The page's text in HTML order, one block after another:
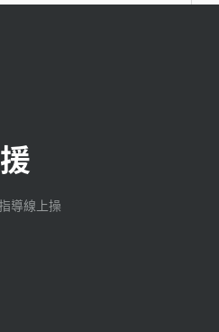
導線上操